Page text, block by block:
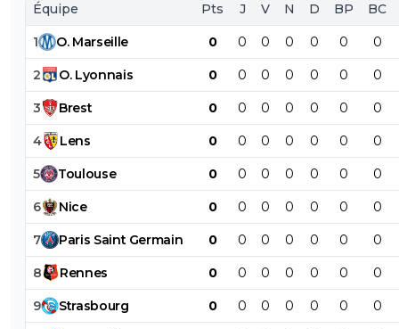
Équipe Pts J V N D BP BC
1 O. Marseille 0 0 0 0 0 0 0
2 O. Lyonnais 0 0 0 0 0 0 0
3 Brest 0 0 0 0 0 0 0
4 Lens 0 0 0 0 0 0 0
5 Toulouse 0 0 0 0 0 0 0
6 Nice 0 0 0 0 0 0 0
7 Paris Saint Germain 0 0 0 0 0 0 0
8 Rennes 0 0 0 0 0 0 0
9 Strasbourg 0 0 0 0 0 0 0